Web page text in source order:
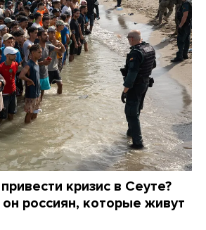
кризис в Сеуте?
россиян, которые живут